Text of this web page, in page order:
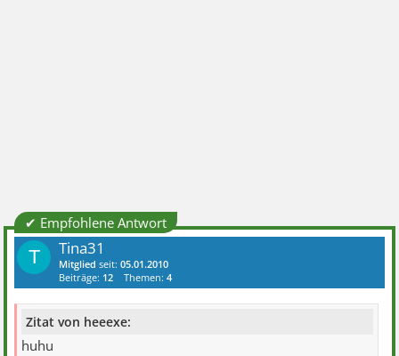
✔ Empfohlene Antwort
T Tina31
Mitglied seit:05.01.2010
Beiträge: 12 Themen:4
Zitat von heeexe:
huhu